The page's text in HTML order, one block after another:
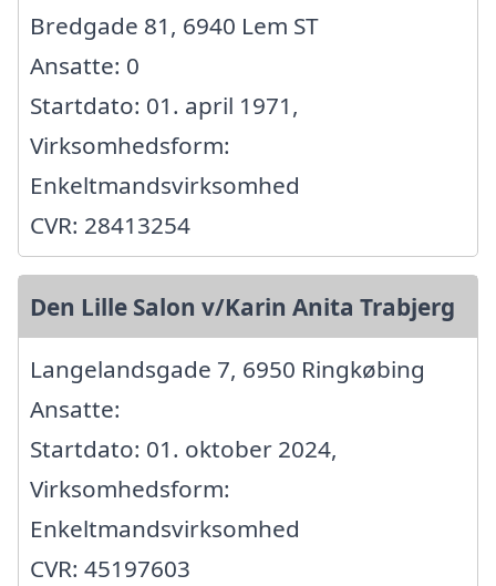
Bredgade 81, 6940 Lem ST
Ansatte: 0
Startdato: 01. april 1971,
Virksomhedsform:
Enkeltmandsvirksomhed
CVR: 28413254
Den Lille Salon v/Karin Anita Trabjerg
Langelandsgade 7, 6950 Ringkøbing
Ansatte:
Startdato: 01. oktober 2024,
Virksomhedsform:
Enkeltmandsvirksomhed
CVR: 45197603